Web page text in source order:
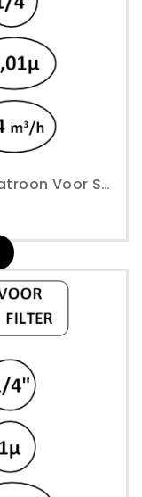
1/4" - 1µ - 34 M³/h - Vervangpatroon Voor Submicron Filter - Perslucht